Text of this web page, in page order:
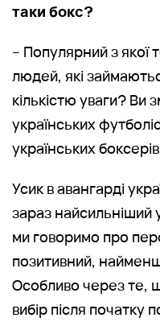
таки бокс?
– Популярний з якої
людей, які
кількістю уваги?
українських
українських
Усик в авангарді
зараз найсильніший
ми говоримо про
позитивний,
Особливо через те,
вибір після